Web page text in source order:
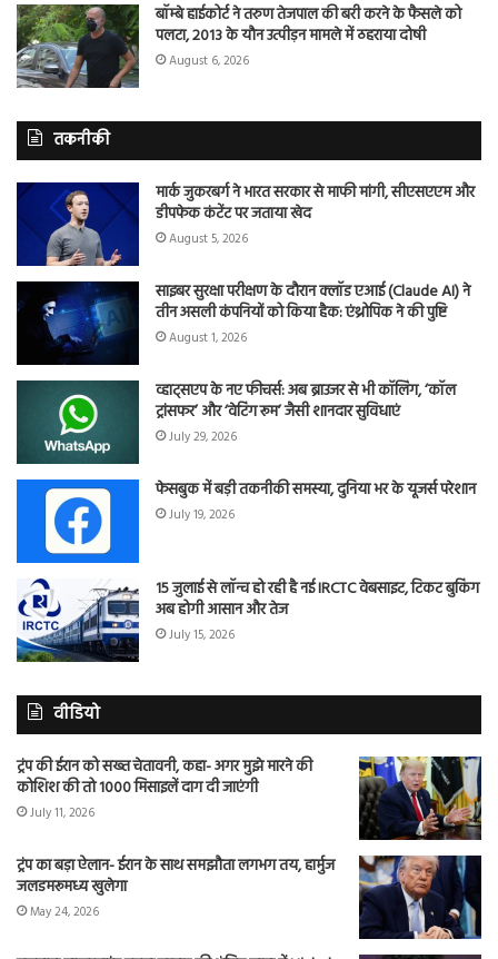
बॉम्बे हाईकोर्ट ने तरुण तेजपाल की बरी करने के फैसले को
पलटा, 2013 के यौन उत्पीड़न मामले में ठहराया दोषी
August 6, 2026
तकनीकी
मार्क जुकरबर्ग ने भारत सरकार से माफी मांगी, सीएसएएम और
डीपफेक कंटेंट पर जताया खेद
August 5, 2026
साइबर सुरक्षा परीक्षण के दौरान क्लॉड एआई (Claude AI) ने
तीन असली कंपनियों को किया हैक: एंथ्रोपिक ने की पुष्टि
August 1, 2026
व्हाट्सएप के नए फीचर्स: अब ब्राउजर से भी कॉलिंग, ‘कॉल
ट्रांसफर’ और ‘वेटिंग रूम’ जैसी शानदार सुविधाएं
July 29, 2026
फेसबुक में बड़ी तकनीकी समस्या, दुनिया भर के यूजर्स परेशान
July 19, 2026
15 जुलाई से लॉन्च हो रही है नई IRCTC वेबसाइट, टिकट बुकिंग
अब होगी आसान और तेज
July 15, 2026
वीडियो
ट्रंप की ईरान को सख्त चेतावनी, कहा- अगर मुझे मारने की
कोशिश की तो 1000 मिसाइलें दाग दी जाएंगी
July 11, 2026
ट्रंप का बड़ा ऐलान- ईरान के साथ समझौता लगभग तय, हार्मुज
जलडमरूमध्य खुलेगा
May 24, 2026